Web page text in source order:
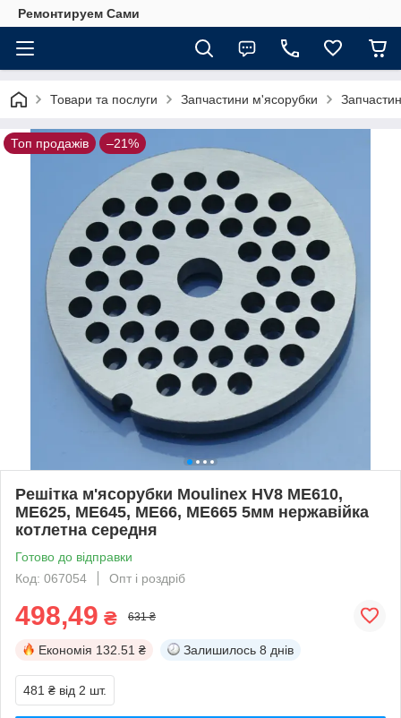
Ремонтируем Сами
Товари та послуги Запчастини м'ясорубки
Топ продажів –21%
Решітка м'ясорубки Moulinex HV8 ME610,
ME625, ME645, ME66, ME665 5мм нержавійка
котлетна середня
Готово до відправки
Код: 067054
Опт і роздріб
498,49 ₴ 631 ₴
Економія 132.51 ₴ Залишилось 8 днів
481 ₴ від 2 шт.